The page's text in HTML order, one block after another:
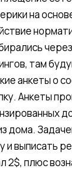
на
там
анкеты о
Анкеты
дома.
и выписать
2$, плюс